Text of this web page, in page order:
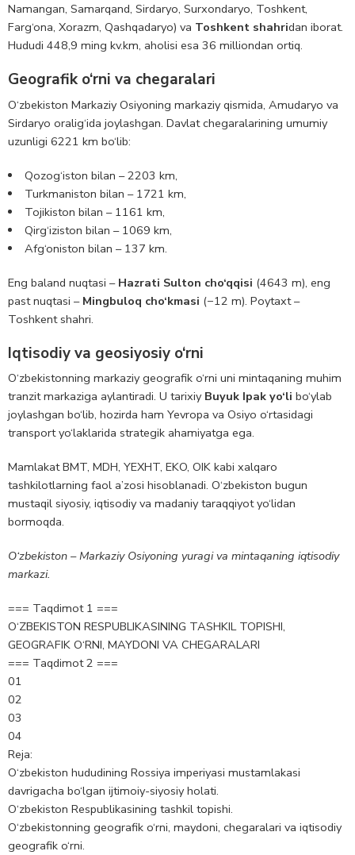
Namangan, Samarqand, Sirdaryo, Surxondaryo, Toshkent,
Farg‘ona, Xorazm, Qashqadaryo) va Toshkent shahridan iborat.
Hududi 448,9 ming kv.km, aholisi esa 36 milliondan ortiq.
Geografik o‘rni va chegaralari
O‘zbekiston Markaziy Osiyoning markaziy qismida, Amudaryo va
Sirdaryo oralig‘ida joylashgan. Davlat chegaralarining umumiy
uzunligi 6221 km bo‘lib:
Qozog‘iston bilan – 2203 km,
Turkmaniston bilan – 1721 km,
Tojikiston bilan – 1161 km,
Qirg‘iziston bilan – 1069 km,
Afg‘oniston bilan – 137 km.
Eng baland nuqtasi – Hazrati Sulton cho‘qqisi (4643 m), eng
past nuqtasi – Mingbuloq cho‘kmasi (−12 m). Poytaxt –
Toshkent shahri.
Iqtisodiy va geosiyosiy o‘rni
O‘zbekistonning markaziy geografik o‘rni uni mintaqaning muhim
tranzit markaziga aylantiradi. U tarixiy Buyuk Ipak yo‘li bo‘ylab
joylashgan bo‘lib, hozirda ham Yevropa va Osiyo o‘rtasidagi
transport yo‘laklarida strategik ahamiyatga ega.
Mamlakat BMT, MDH, YEXHT, EKO, OIK kabi xalqaro
tashkilotlarning faol a’zosi hisoblanadi. O‘zbekiston bugun
mustaqil siyosiy, iqtisodiy va madaniy taraqqiyot yo‘lidan
bormoqda.
O‘zbekiston – Markaziy Osiyoning yuragi va mintaqaning iqtisodiy
markazi.
=== Taqdimot 1 ===
O‘ZBEKISTON RESPUBLIKASINING TASHKIL TOPISHI,
GEOGRAFIK O‘RNI, MAYDONI VA CHEGARALARI
=== Taqdimot 2 ===
01
02
03
04
Reja:
O‘zbekiston hududining Rossiya imperiyasi mustamlakasi
davrigacha bo‘lgan ijtimoiy-siyosiy holati.
O‘zbekiston Respublikasining tashkil topishi.
O‘zbekistonning geografik o‘rni, maydoni, chegaralari va iqtisodiy
geografik o‘rni.